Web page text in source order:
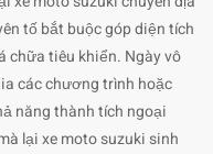
tố bắt buộc góp diện tích
chữa tiêu khiển. Ngày vô
các chương trình hoặc
năng thành tích ngoại
lại xe moto suzuki sinh